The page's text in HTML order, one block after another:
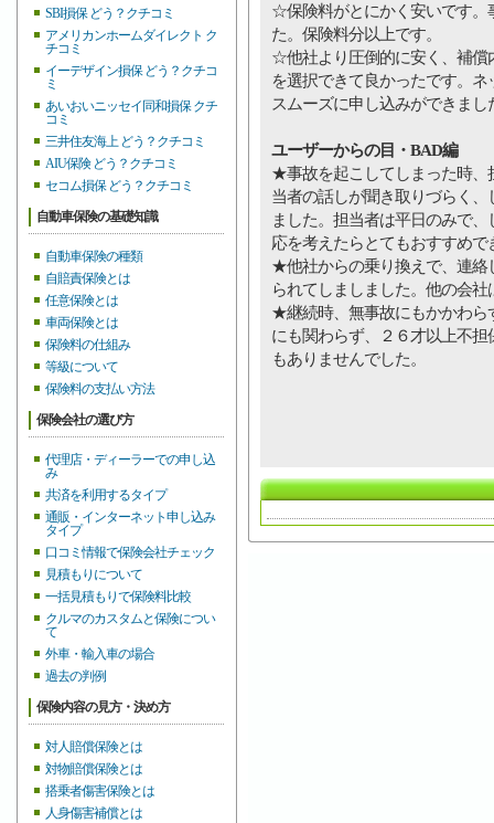
SBI損保 どう？クチコミ
アメリカンホームダイレクト ク
チコミ
イーデザイン損保 どう？クチコ
ミ
あいおいニッセイ同和損保 クチ
コミ
三井住友海上 どう？クチコミ
AIU保険 どう？クチコミ
セコム損保 どう？クチコミ
自動車保険の基礎知識
自動車保険の種類
自賠責保険とは
任意保険とは
車両保険とは
保険料の仕組み
等級について
保険料の支払い方法
保険会社の選び方
代理店・ディーラーでの申し込
み
共済を利用するタイプ
通販・インターネット申し込み
タイプ
口コミ情報で保険会社チェック
見積もりについて
一括見積もりで保険料比較
クルマのカスタムと保険につい
て
外車・輸入車の場合
過去の判例
保険内容の見方・決め方
対人賠償保険とは
対物賠償保険とは
搭乗者傷害保険とは
人身傷害補償とは
☆保険料がとにかく安いです。
た。保険料分以上です。
☆他社より圧倒的に安く、補償
を選択できて良かったです。
スムーズに申し込みができまし
ユーザーからの目・BAD編
★事故を起こしてしまった時、
当者の話しが聞き取りづらく
ました。担当者は平日のみで
応を考えたらとてもおすすめで
★他社からの乗り換えで、連絡
られてしましました。他の会
★継続時、無事故にもかかわら
にも関わらず、２６才以上不
もありませんでした。